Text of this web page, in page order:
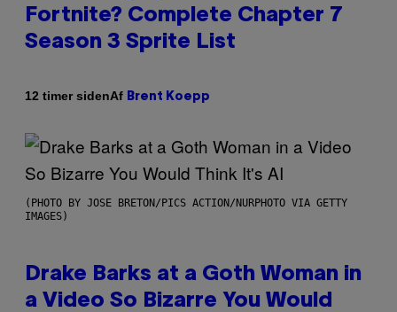
Fortnite? Complete Chapter 7
Season 3 Sprite List
12 timer sidenAf Brent Koepp
(PHOTO BY JOSE BRETON/PICS ACTION/NURPHOTO VIA GETTY
IMAGES)
Drake Barks at a Goth Woman in
a Video So Bizarre You Would